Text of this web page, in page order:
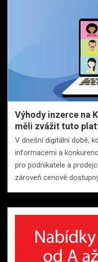
Výhody inzerce na
měli zvážit tuto
V dnešní digitální době,
informacemi a
pro podnikatele a
zároveň cenově